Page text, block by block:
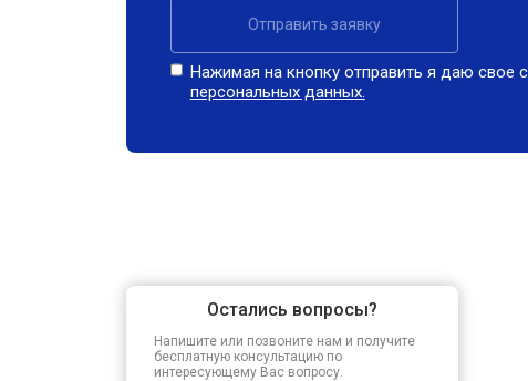
Отправить заявку
Нажимая на кнопку отправить я даю свое
персональных данных.
Остались вопросы?
Напишите или позвоните нам и получите
бесплатную консультацию по
интересующему Вас вопросу.